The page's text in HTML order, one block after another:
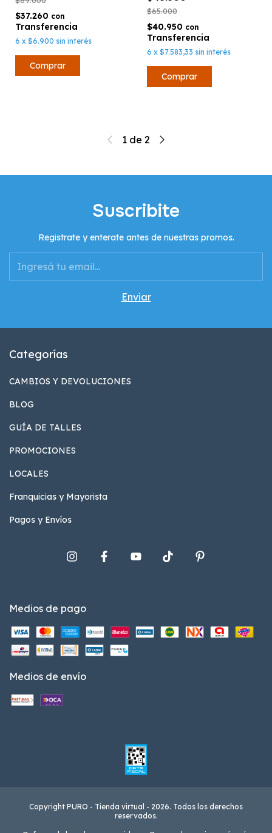
$37.260 con
6 x $6.900 sin interés
$65.000
$40.950 con
6 x $7.583,33 sin interés
1 de 2
Suscribite
Registrate y enterate antes de nuestras promos.
Categorías
CAMBIOS Y DEVOLUCIONES
BLOG
GUÍA DE TALLES
PROMOCIONES
LOCALES
Franquicias y Mayorista
Pagos y Envíos
Medios de pago
Medios de envío
Copyright PURO - Tienda virtual - 2026. Todos los derechos
reservados.